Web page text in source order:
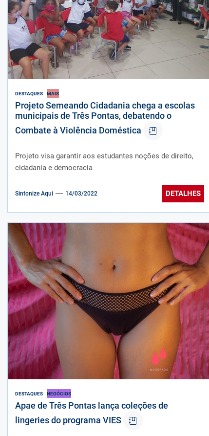
DESTAQUES MAIS
Projeto Semeando Cidadania chega a escolas
municipais de Três Pontas, debatendo o
Combate à Violência Doméstica
Projeto visa garantir aos estudantes noções de direito,
cidadania e democracia
Sintonize Aqui 14/03/2022 DETALHES
DESTAQUES NEGÓCIOS
Apae de Três Pontas lança coleções de
lingeries do programa VIES